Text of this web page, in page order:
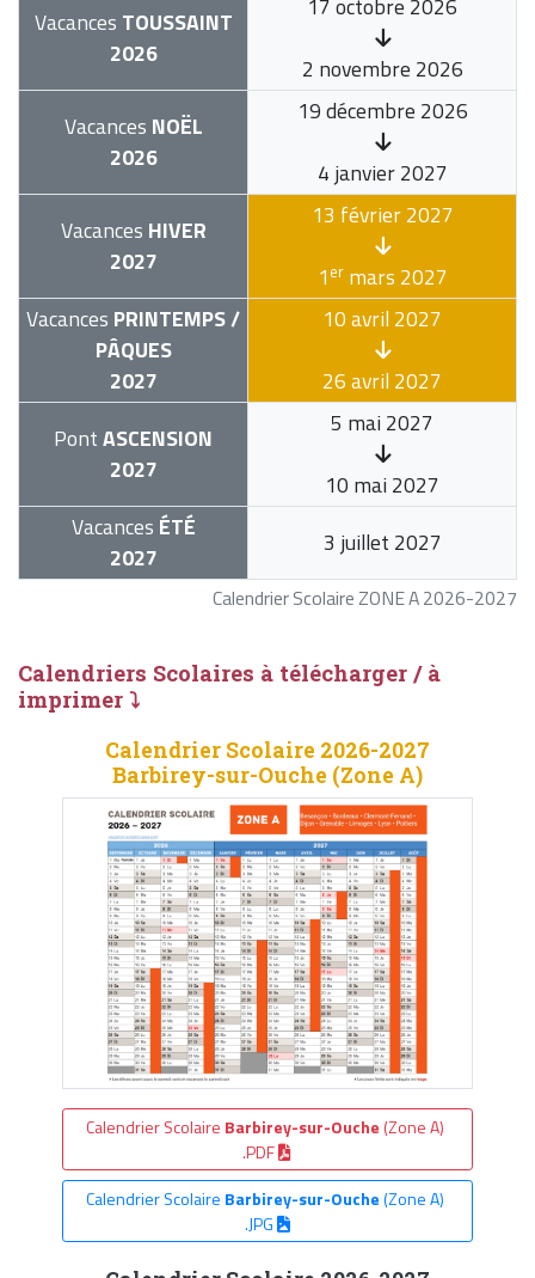
Calendrier Scolaire ZONE A 2026-2027
Vacances TOUSSAINT
2026
17 octobre 2026
2 novembre 2026
Vacances NOËL
2026
19 décembre 2026
4 janvier 2027
Vacances HIVER
2027
13 février 2027
1ermars 2027
Vacances PRINTEMPS /
PÂQUES
2027
10 avril 2027
26 avril 2027
PontASCENSION
2027
5 mai 2027
10 mai 2027
Vacances ÉTÉ
2027
3 juillet 2027
Calendriers Scolaires à télécharger / à
imprimer ⤵
Calendrier Scolaire 2026-2027
Barbirey-sur-Ouche (Zone A)
Calendrier Scolaire Barbirey-sur-Ouche (Zone A)
.PDF
Calendrier Scolaire Barbirey-sur-Ouche(Zone A)
.JPG